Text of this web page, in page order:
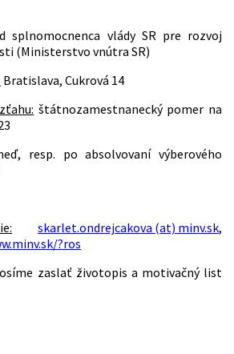
splnomocnenca vlády SR pre rozvoj
(Ministerstvo vnútra SR)
Bratislava, Cukrová 14
štátnozamestnanecký pomer na
resp. po absolvovaní výberového
skarlet.ondrejcakova (at) minv.sk,
?ros
zaslať životopis a motivačný list